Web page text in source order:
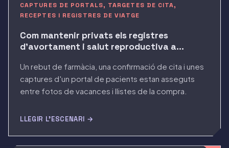
CAPTURES DE PORTALS, TARGETES DE CITA,
RECEPTES I REGISTRES DE VIATGE
Com mantenir privats els registres
d'avortament i salut reproductiva a
Un rebut de farmàcia, una confirmació de cita i unes
captures d'un portal de pacients estan asseguts
entre fotos de vacances i llistes de la compra.
LLEGIR L'ESCENARI →